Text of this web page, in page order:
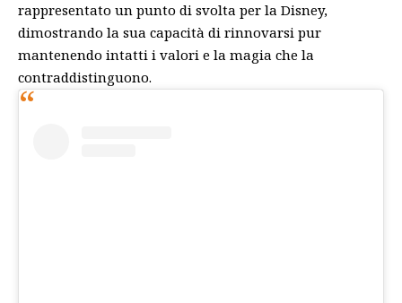
rappresentato un punto di svolta per la Disney,
dimostrando la sua capacità di rinnovarsi pur
mantenendo intatti i valori e la magia che la
contraddistinguono.